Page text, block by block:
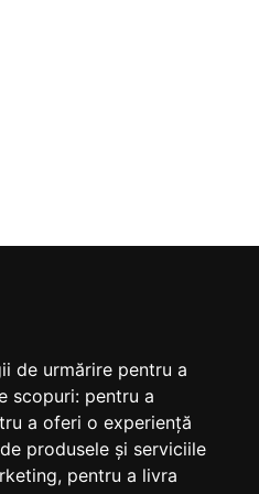
de urmărire pentru a
scopuri: pentru a
a oferi o experiență
produsele și serviciile
, pentru a livra